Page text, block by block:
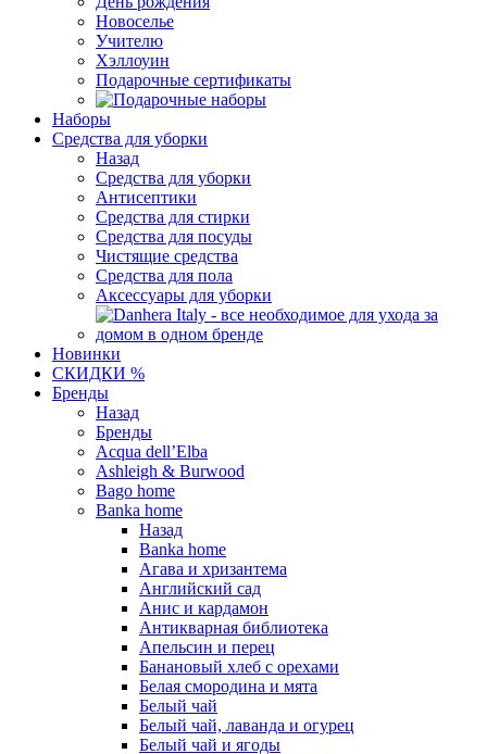
Новоселье
Учителю
Хэллоуин
Подарочные сертификаты
Наборы
Средства для уборки
Назад
Средства для уборки
Антисептики
Средства для стирки
Средства для посуды
Чистящие средства
Средства для пола
Аксессуары для уборки
Новинки
СКИДКИ %
Бренды
Назад
Бренды
Acqua dell’Elba
Ashleigh & Burwood
Bago home
Banka home
Назад
Banka home
Агава и хризантема
Английский сад
Анис и кардамон
Антикварная библиотека
Апельсин и перец
Банановый хлеб с орехами
Белая смородина и мята
Белый чай
Белый чай, лаванда и огурец
Белый чай и ягоды